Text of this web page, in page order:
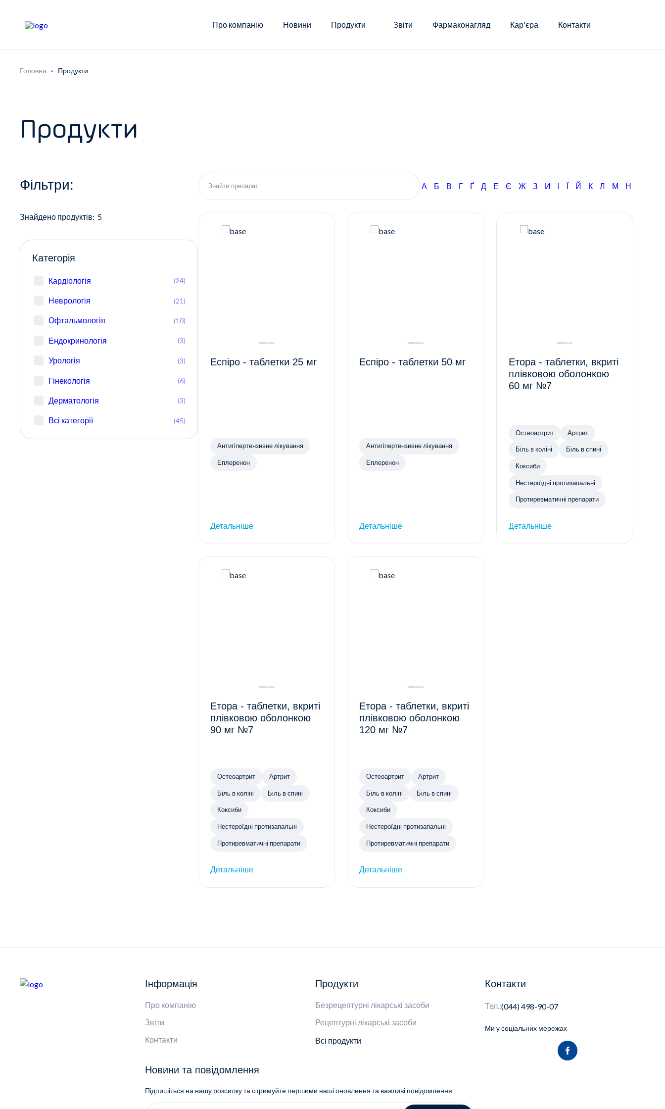
Про компанію Новини Продукти Звіти Фармаконагляд Кар'єра Контакти
Головна Продукти
Продукти
Фільтри:
Знайдено продуктів: 5
Категорія
Кардіологія (24)
Неврологія (21)
Офтальмологія (10)
Ендокринологія (3)
Урологія (3)
Гінекологія (6)
Дерматологія (3)
Всі категорії (45)
А Б В Г Ґ Д Е Є Ж З И І Ї Й К Л М Н
Еспіро - таблетки 25 мг
Антигіпертензивне лікування
Еплеренон
Детальніше
Еспіро - таблетки 50 мг
Антигіпертензивне лікування
Еплеренон
Детальніше
Етора - таблетки, вкриті
плівковою оболонкою
60 мг №7
Остеоартрит Артрит
Біль в коліні Біль в спині
Коксиби
Нестероїдні протизапальні
Протиревматичні препарати
Детальніше
Етора - таблетки, вкриті
плівковою оболонкою
90 мг №7
Остеоартрит Артрит
Біль в коліні Біль в спині
Коксиби
Нестероїдні протизапальні
Протиревматичні препарати
Детальніше
Етора - таблетки, вкриті
плівковою оболонкою
120 мг №7
Остеоартрит Артрит
Біль в коліні Біль в спині
Коксиби
Нестероїдні протизапальні
Протиревматичні препарати
Детальніше
Інформація
Про компанію
Звіти
Контакти
Продукти
Безрецептурні лікарські засоби
Рецептурні лікарські засоби
Всі продукти
Контакти
Тел.:(044) 498-90-07
Ми у соціальних мережах
Новини та повідомлення
Підпишіться на нашу розсилку та отримуйте першими наші оновлення та важливі повідомлення